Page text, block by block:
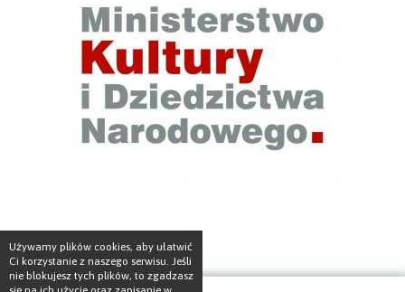
Używamy plików cookies, aby ułatwić
Ci korzystanie z naszego serwisu. Jeśli
nie blokujesz tych plików, to zgadzasz